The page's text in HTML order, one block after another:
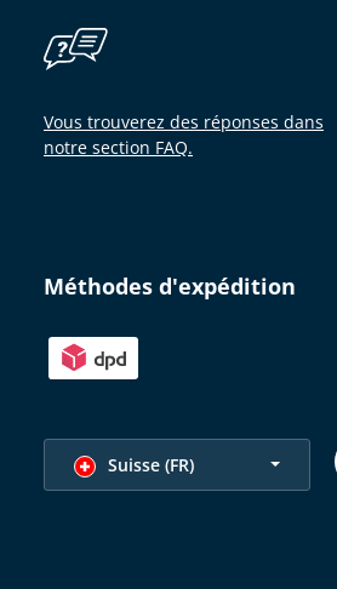
Vous trouverez des réponses dans
notre section FAQ.
Méthodes d'expédition
Choisir la langue
Suisse (FR)